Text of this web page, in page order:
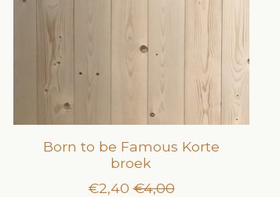
Born to be Famous Korte
broek
€2,40 €4,00